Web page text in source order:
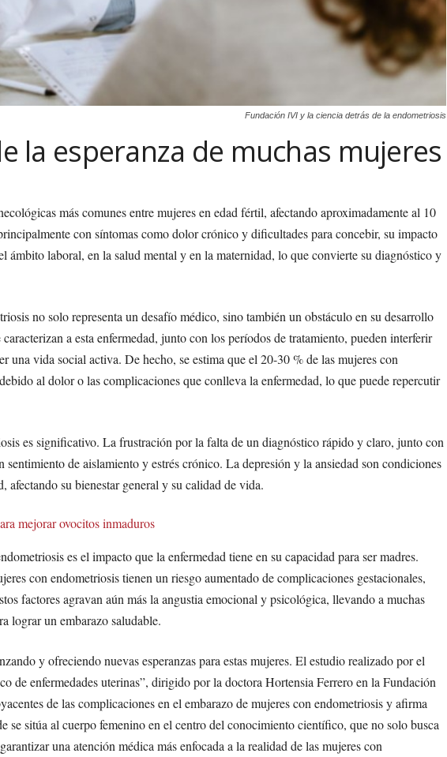
Fundación IVI y la ciencia detrás de la endometriosis
la esperanza de muchas mujeres
más comunes entre mujeres en edad fértil, afectando aproximadamente al 10
con síntomas como dolor crónico y dificultades para concebir, su impacto
ámbito laboral, en la salud mental y en la maternidad, lo que convierte su diagnóstico y
no solo representa un desafío médico, sino también un obstáculo en su desarrollo
a esta enfermedad, junto con los períodos de tratamiento, pueden interferir
una vida social activa. De hecho, se estima que el 20-30 % de las mujeres con
al dolor o las complicaciones que conlleva la enfermedad, lo que puede repercutir
es significativo. La frustración por la falta de un diagnóstico rápido y claro, junto con
sentimiento de aislamiento y estrés crónico. La depresión y la ansiedad son condiciones
afectando su bienestar general y su calidad de vida.
mejorar ovocitos inmaduros
es el impacto que la enfermedad tiene en su capacidad para ser madres.
con endometriosis tienen un riesgo aumentado de complicaciones gestacionales,
factores agravan aún más la angustia emocional y psicológica, llevando a muchas
lograr un embarazo saludable.
y ofreciendo nuevas esperanzas para estas mujeres. El estudio realizado por el
de enfermedades uterinas”, dirigido por la doctora Hortensia Ferrero en la Fundación
de las complicaciones en el embarazo de mujeres con endometriosis y afirma
se sitúa al cuerpo femenino en el centro del conocimiento científico, que no solo busca
una atención médica más enfocada a la realidad de las mujeres con